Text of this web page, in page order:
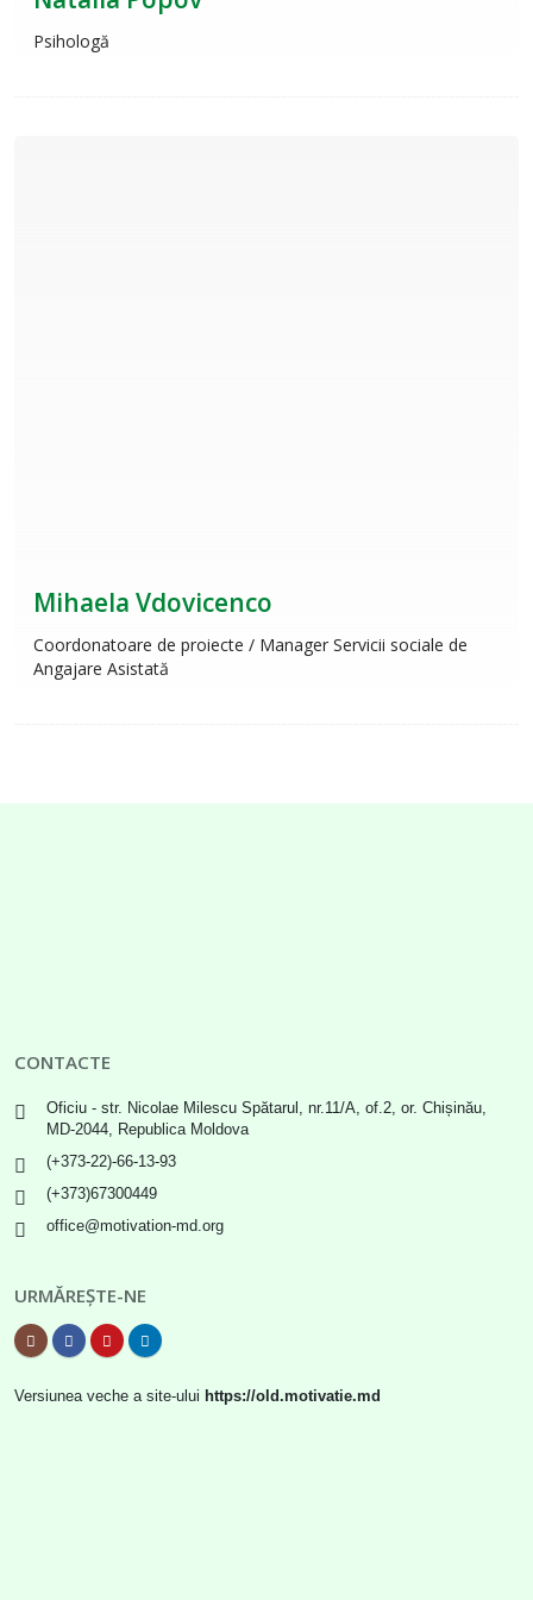
Psihologă
Mihaela Vdovicenco
Coordonatoare de proiecte / Manager Servicii sociale de
Angajare Asistată
CONTACTE
Oficiu - str. Nicolae Milescu Spătarul, nr.11/A, of.2, or. Chișinău,
MD-2044, Republica Moldova
(+373-22)-66-13-93
(+373)67300449
office@motivation-md.org
URMĂREȘTE-NE
Versiunea veche a site-ului https://old.motivatie.md